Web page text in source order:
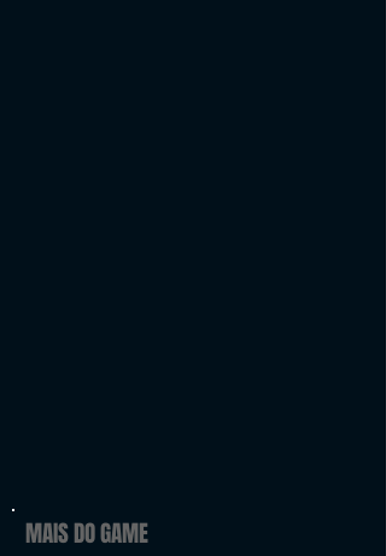
MAIS DO GAME